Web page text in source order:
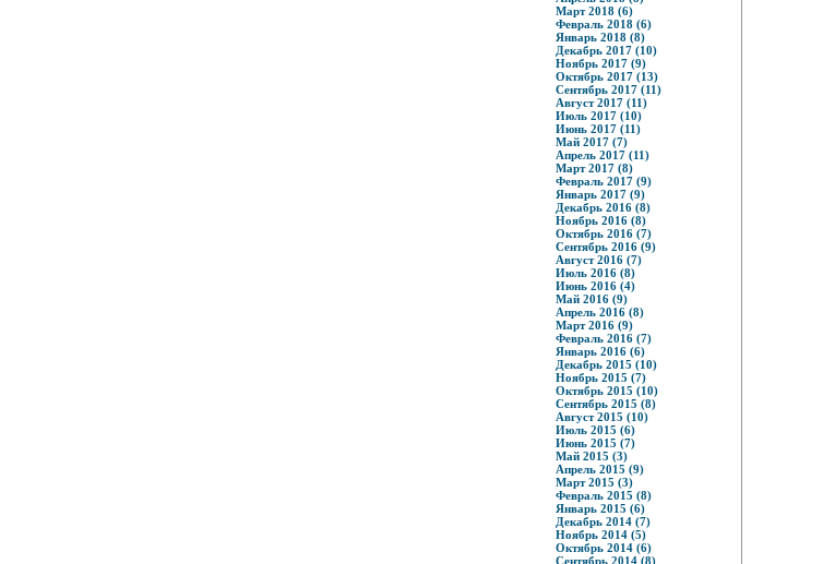
Март 2018 (6)
Февраль 2018 (6)
Январь 2018 (8)
Декабрь 2017 (10)
Ноябрь 2017 (9)
Октябрь 2017 (13)
Сентябрь 2017 (11)
Август 2017 (11)
Июль 2017 (10)
Июнь 2017 (11)
Май 2017 (7)
Апрель 2017 (11)
Март 2017 (8)
Февраль 2017 (9)
Январь 2017 (9)
Декабрь 2016 (8)
Ноябрь 2016 (8)
Октябрь 2016 (7)
Сентябрь 2016 (9)
Август 2016 (7)
Июль 2016 (8)
Июнь 2016 (4)
Май 2016 (9)
Апрель 2016 (8)
Март 2016 (9)
Февраль 2016 (7)
Январь 2016 (6)
Декабрь 2015 (10)
Ноябрь 2015 (7)
Октябрь 2015 (10)
Сентябрь 2015 (8)
Август 2015 (10)
Июль 2015 (6)
Июнь 2015 (7)
Май 2015 (3)
Апрель 2015 (9)
Март 2015 (3)
Февраль 2015 (8)
Январь 2015 (6)
Декабрь 2014 (7)
Ноябрь 2014 (5)
Октябрь 2014 (6)
Сентябрь 2014 (8)